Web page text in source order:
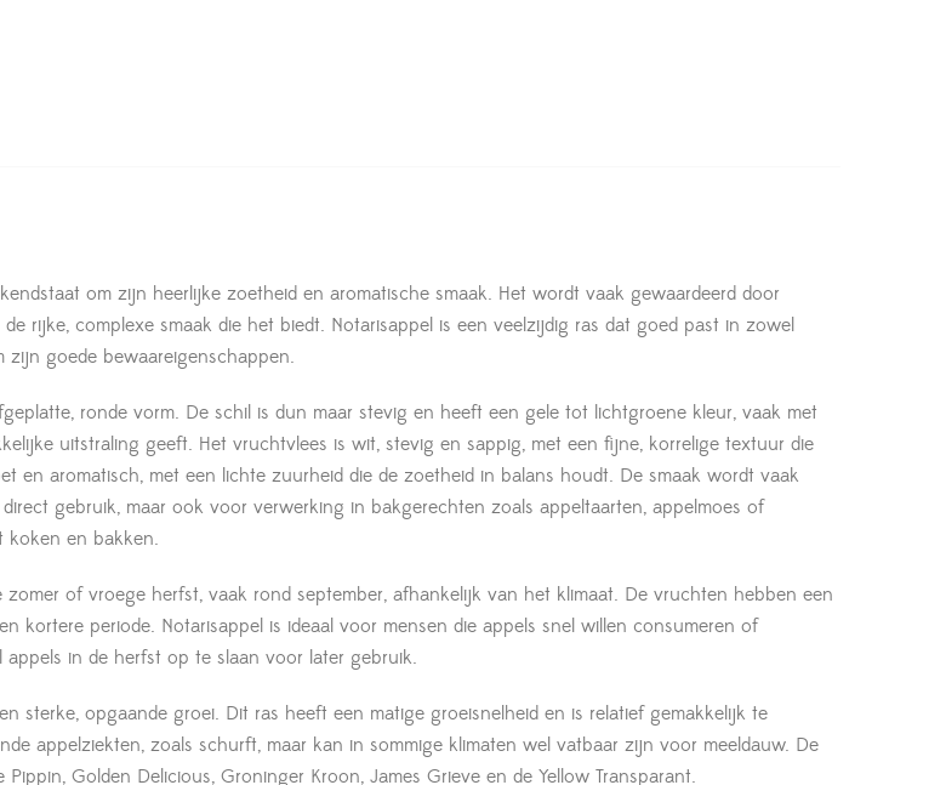
om zijn heerlijke zoetheid en aromatische smaak. Het wordt vaak gewaardeerd door
rijke, complexe smaak die het biedt. Notarisappel is een veelzijdig ras dat goed past in zowel
goede bewaareigenschappen.
ronde vorm. De schil is dun maar stevig en heeft een gele tot lichtgroene kleur, vaak met
uitstraling geeft. Het vruchtvlees is wit, stevig en sappig, met een fijne, korrelige textuur die
en aromatisch, met een lichte zuurheid die de zoetheid in balans houdt. De smaak wordt vaak
gebruik, maar ook voor verwerking in bakgerechten zoals appeltaarten, appelmoes of
koken en bakken.
zomer of vroege herfst, vaak rond september, afhankelijk van het klimaat. De vruchten hebben een
kortere periode. Notarisappel is ideaal voor mensen die appels snel willen consumeren of
in de herfst op te slaan voor later gebruik.
sterke, opgaande groei. Dit ras heeft een matige groeisnelheid en is relatief gemakkelijk te
appelziekten, zoals schurft, maar kan in sommige klimaten wel vatbaar zijn voor meeldauw. De
Golden Delicious, Groninger Kroon, James Grieve en de Yellow Transparant.